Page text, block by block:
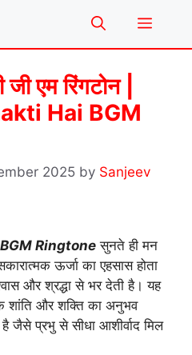
Menu
एम रिंगटोन |
Hai BGM
2025 by Sanjeev
Ringtone सुनते ही मन
ऊर्जा का एहसास होता
और श्रद्धा से भर देती है। यह
शांति और शक्ति का अनुभव
जैसे प्रभु से सीधा आशीर्वाद मिल